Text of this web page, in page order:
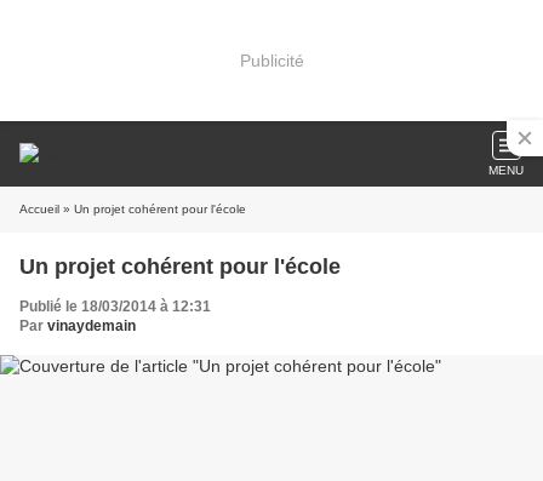
Publicité
MENU
Accueil » Un projet cohérent pour l'école
Un projet cohérent pour l'école
Publié le 18/03/2014 à 12:31
Par vinaydemain